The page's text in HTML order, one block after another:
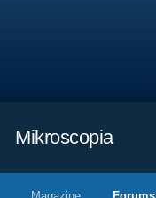
Mikroscopia